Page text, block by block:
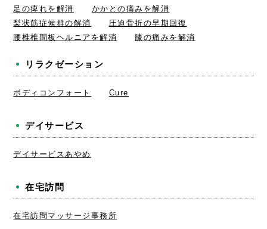
足の痺れを解消
かかとの痛みを解消
梨状筋症候群の解消
圧迫骨折の早期回復
腰椎椎間板ヘルニアを解消
膝の痛みを解消
リラクゼーション
ボディコンフォート Cure
デイサービス
デイサービスあやめ
在宅訪問
在宅訪問マッサージ事務所